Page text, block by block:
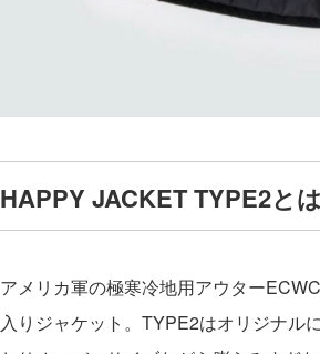
HAPPY JACKET TYPE2とは
アメリカ軍の極寒冷地用アウター
入りジャケット。TYPE2はオリジナル